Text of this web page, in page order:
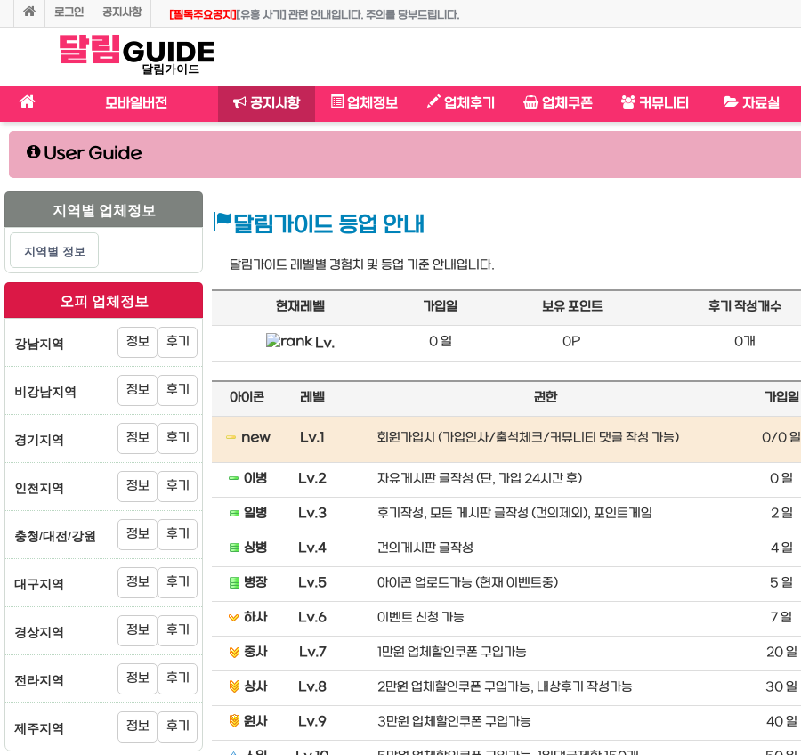
로그인 공지사항
제휴 업소 예약 문의 시 꼭 "달림가이드" 회원으로 말씀하셔야 회원가가 적용됩니다.
[주요공지]
달림가이드의 유흥용어사전입니다. 용어 정리의 최종본!!
◈◈달림가이드 등업 혜택 및 등업 조건, 등업방법 안내입니다.◈◈
달림GUIDE
달림가이드
모바일버전 공지사항 업체정보 업체후기 업체쿠폰 커뮤니티 자료실
User Guide
달림가이드 등업 안내
달림가이드 레벨별 경험치 및 등업 기준 안내입니다.
현재레벨 가입일 보유 포인트 후기 작성개수
Lv. 0 일 0P 0개
아이콘 레벨 권한 가입일
new Lv.1 회원가입시 (가입인사/출석체크/커뮤니티 댓글 작성 가능) 0/0 일
이병 Lv.2 자유게시판 글작성 (단, 가입 24시간 후) 0 일
일병 Lv.3 후기작성, 모든 게시판 글작성 (건의제외), 포인트게임 2 일
상병 Lv.4 건의게시판 글작성 4 일
병장 Lv.5 아이콘 업로드가능 (현재 이벤트중) 5 일
하사 Lv.6 이벤트 신청 가능 7 일
중사 Lv.7 1만원 업체할인쿠폰 구입가능 20 일
상사 Lv.8 2만원 업체할인쿠폰 구입가능, 내상후기 작성가능 30 일
원사 Lv.9 3만원 업체할인쿠폰 구입가능 40 일
지역별 업체정보
지역별 정보
오피 업체정보
강남지역 정보 후기
비강남지역 정보 후기
경기지역 정보 후기
인천지역 정보 후기
충청/대전/강원 정보 후기
대구지역 정보 후기
경상지역 정보 후기
전라지역 정보 후기
제주지역 정보 후기